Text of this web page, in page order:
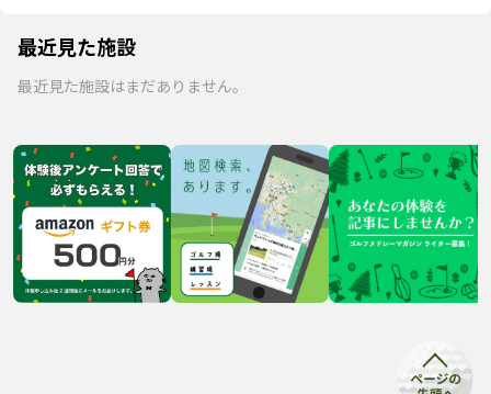
最近見た施設
最近見た施設はまだありません。